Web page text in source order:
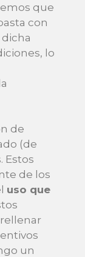
que
con
lo
de
(de
Estos
de los
uso que
un